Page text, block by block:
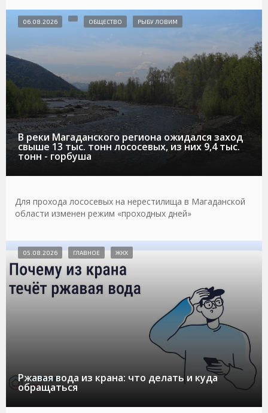
В реки Магаданского региона ожидался заход
свыше 13 тыс. тонн лососевых, из них 9,4 тыс.
тонн - горбуша
06.08.2026 ОБЩЕСТВО РЫБУ ЛОВИМ
Для прохода лососевых на нерестилища в Магаданской
области изменен режим «проходных дней»
Ржавая вода из крана: что делать и куда
обращаться
05.08.2026 ГЛАВНОЕ ЖКХ